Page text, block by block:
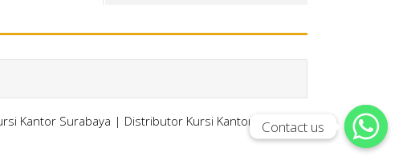
Kantor Surabaya | Distributor Kursi Kantor Surabaya
Contact us
Contact us